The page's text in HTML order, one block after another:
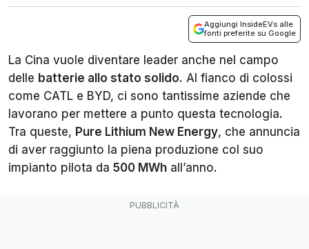
Aggiungi InsideEVs alle
fonti preferite su Google
La Cina vuole diventare leader anche nel campo
delle batterie allo stato solido. Al fianco di colossi
come CATL e BYD, ci sono tantissime aziende che
lavorano per mettere a punto questa tecnologia.
Tra queste, Pure Lithium New Energy, che annuncia
di aver raggiunto la piena produzione col suo
impianto pilota da 500 MWh all’anno.